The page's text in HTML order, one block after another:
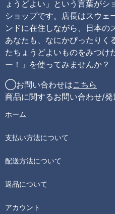
ょうどよい」という言葉がシ
ショップです。店長はスウェ
ンドに在住しながら、日本の
あなたも、なにかぴったりく
たちょうどよいものをみつけ
ー！」を使ってみませんか？
◯お問い合わせはこちら
商品に関するお問い合わせ/発
ホーム
支払い方法について
配送方法について
返品について
アカウント